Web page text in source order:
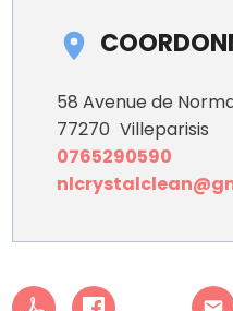
58 Avenue de
77270 Villeparisis
0765290590